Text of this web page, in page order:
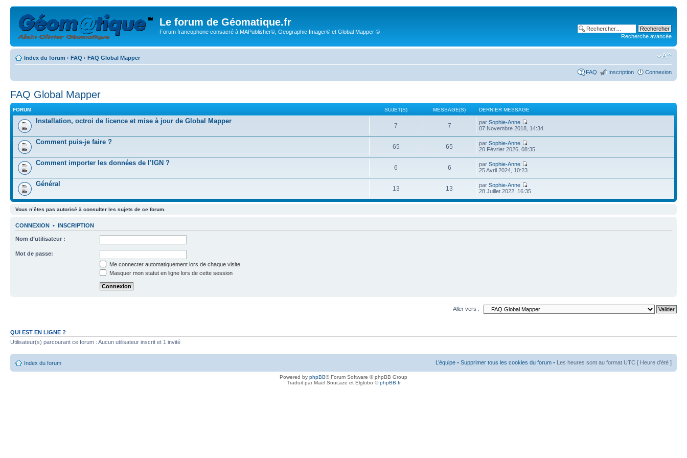
Le forum de Géomatique.fr
Forum francophone consacré à MAPublisher©, Geographic Imager© et Global Mapper ©
Recherche avancée
Index du forum ‹ FAQ ‹ FAQ Global Mapper
FAQ Inscription Connexion
FAQ Global Mapper
FORUM SUJET(S) MESSAGE(S) DERNIER MESSAGE
Installation, octroi de licence et mise à jour de Global Mapper
7 7 parSophie-Anne
07 Novembre 2018, 14:34
Comment puis-je faire ?
65 65 parSophie-Anne
20 Février 2026, 08:35
Comment importer les données de l’IGN ?
6 6 parSophie-Anne
25 Avril 2024, 10:23
Général
13 13 parSophie-Anne
28 Juillet 2022, 16:35
Vous n’êtes pas autorisé à consulter les sujets de ce forum.
CONNEXION • INSCRIPTION
Nom d’utilisateur :
Mot de passe:
Me connecter automatiquement lors de chaque visite
Masquer mon statut en ligne lors de cette session
Aller vers :
QUI EST EN LIGNE ?
Utilisateur(s) parcourant ce forum : Aucun utilisateur inscrit et 1 invité
Index du forum L’équipe • Supprimer tous les cookies du forum • Les heures sont au format UTC [ Heure d’été ]
Powered by phpBB® Forum Software © phpBB Group
Traduit par Maël Soucaze et Elglobo ©phpBB.fr